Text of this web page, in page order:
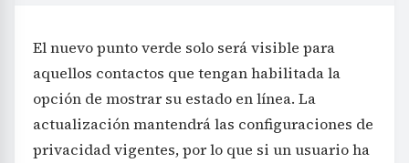
El nuevo punto verde solo será visible para
aquellos contactos que tengan habilitada la
opción de mostrar su estado en línea. La
actualización mantendrá las configuraciones de
privacidad vigentes, por lo que si un usuario ha